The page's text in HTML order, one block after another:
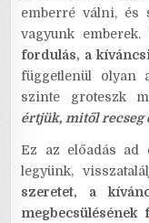
emberré válni, és
vagyunk emberek.
fordulás, a
függetlenül olyan
szinte groteszk
értjük, mitől recseg
Ez az előadás ad
legyünk,
szeretet, a
megbecsülésének